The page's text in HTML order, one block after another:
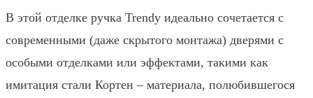
В этой отделке ручка Trendy идеально сочетается с
современными (даже скрытого монтажа) дверями с
особыми отделками или эффектами, такими как
имитация стали Кортен – материала, полюбившегося